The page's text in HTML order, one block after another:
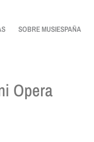
SOBRE MUSIESPAÑA
Opera